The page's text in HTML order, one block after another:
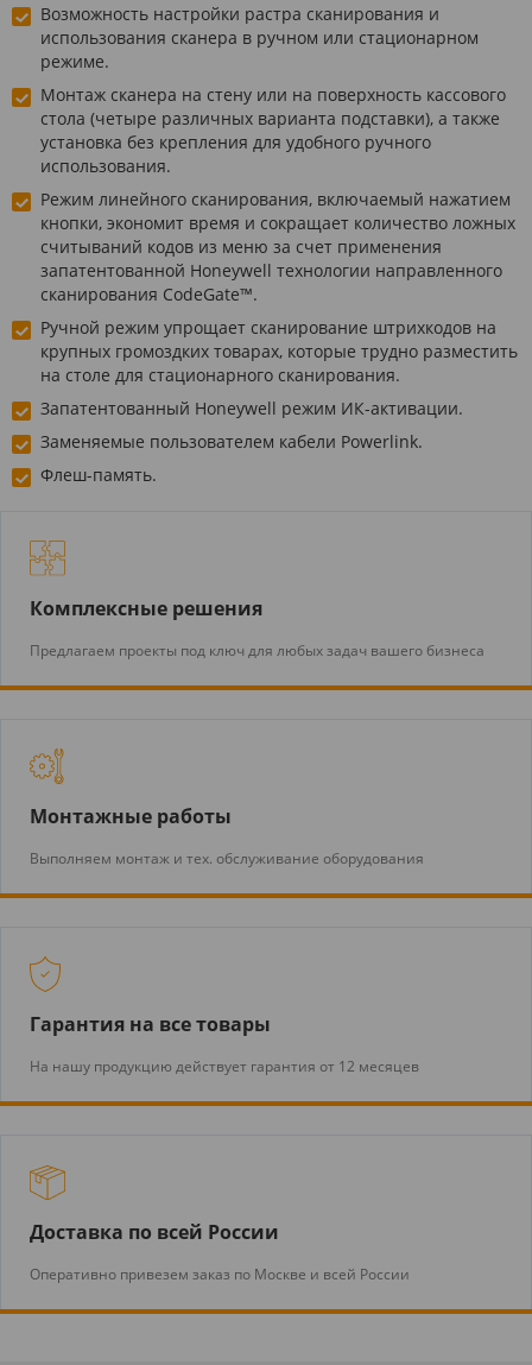
Возможность настройки растра сканирования и
использования сканера в ручном или стационарном
режиме.
Монтаж сканера на стену или на поверхность кассового
стола (четыре различных варианта подставки), а также
установка без крепления для удобного ручного
использования.
Режим линейного сканирования, включаемый нажатием
кнопки, экономит время и сокращает количество ложных
считываний кодов из меню за счет применения
запатентованной Honeywell технологии направленного
сканирования CodeGate™.
Ручной режим упрощает сканирование штрихкодов на
крупных громоздких товарах, которые трудно разместить
на столе для стационарного сканирования.
Запатентованный Honeywell режим ИК-активации.
Заменяемые пользователем кабели Powerlink.
Флеш-память.
Комплексные решения
Предлагаем проекты под ключ для любых задач вашего бизнеса
Монтажные работы
Выполняем монтаж и тех. обслуживание оборудования
Гарантия на все товары
На нашу продукцию действует гарантия от 12 месяцев
Доставка по всей России
Оперативно привезем заказ по Москве и всей России